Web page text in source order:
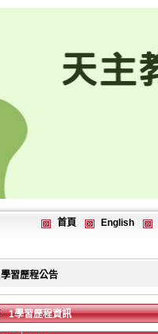
首頁 English
學習歷程公告
1學習歷程資訊